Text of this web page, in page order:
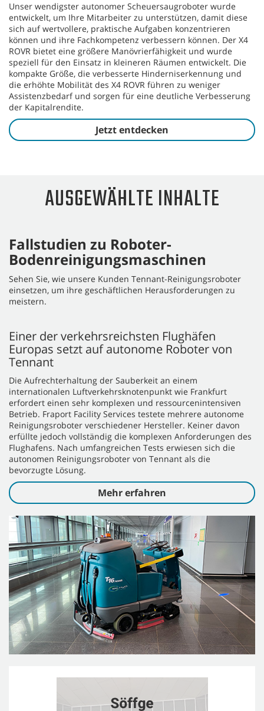
Unser wendigster autonomer Scheuersaugroboter wurde
entwickelt, um Ihre Mitarbeiter zu unterstützen, damit diese
sich auf wertvollere, praktische Aufgaben konzentrieren
können und ihre Fachkompetenz verbessern können. Der X4
ROVR bietet eine größere Manövrierfähigkeit und wurde
speziell für den Einsatz in kleineren Räumen entwickelt. Die
kompakte Größe, die verbesserte Hinderniserkennung und
die erhöhte Mobilität des X4 ROVR führen zu weniger
Assistenzbedarf und sorgen für eine deutliche Verbesserung
der Kapitalrendite.
Jetzt entdecken
AUSGEWÄHLTE INHALTE
Fallstudien zu Roboter-
Bodenreinigungsmaschinen
Sehen Sie, wie unsere Kunden Tennant-Reinigungsroboter
einsetzen, um ihre geschäftlichen Herausforderungen zu
meistern.
Einer der verkehrsreichsten Flughäfen
Europas setzt auf autonome Roboter von
Tennant
Die Aufrechterhaltung der Sauberkeit an einem
internationalen Luftverkehrsknotenpunkt wie Frankfurt
erfordert einen sehr komplexen und ressourcenintensiven
Betrieb. Fraport Facility Services testete mehrere autonome
Reinigungsroboter verschiedener Hersteller. Keiner davon
erfüllte jedoch vollständig die komplexen Anforderungen des
Flughafens. Nach umfangreichen Tests erwiesen sich die
autonomen Reinigungsroboter von Tennant als die
bevorzugte Lösung.
Mehr erfahren